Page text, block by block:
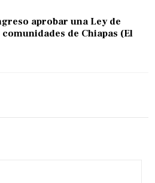
aprobar una Ley de
de Chiapas (El